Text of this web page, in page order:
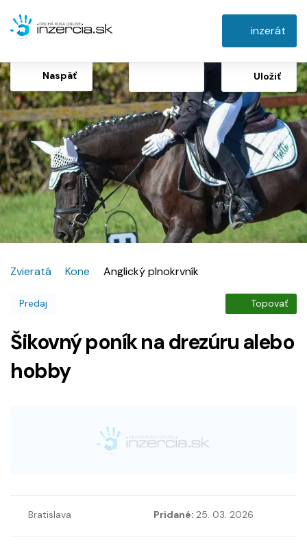
inzerát
Naspäť Uložiť
Zvieratá Kone Anglický plnokrvník
Predaj Topovať
Šikovný poník na drezúru alebo
hobby
Bratislava Pridané: 25. 03. 2026